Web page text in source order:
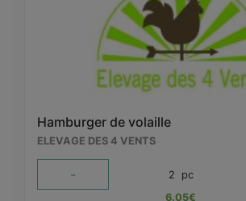
Hamburger de volaille
ELEVAGE DES 4 VENTS
- 2 pc
6.05€